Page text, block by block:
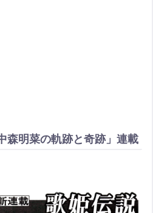
森明菜の軌跡と奇跡」連載